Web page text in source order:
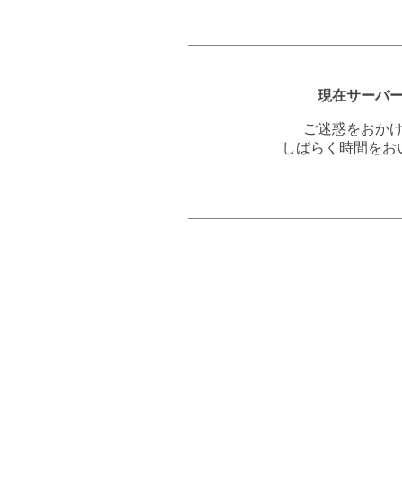
現在サーバ
ご迷惑をおか
しばらく時間を